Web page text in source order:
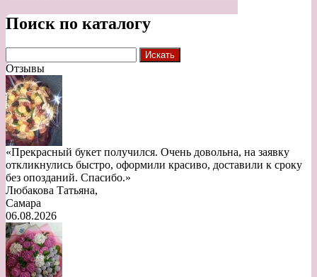
Поиск по каталогу
Отзывы
«Прекрасный букет получился. Очень довольна, на заявку
откликнулись быстро, оформили красиво, доставили к сроку
без опозданий. Спасибо.»
Любакова Татьяна,
Самара
06.08.2026